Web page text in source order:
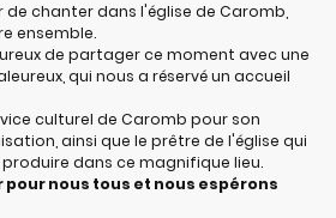
de chanter dans l'église de Caromb,
ensemble.
de partager ce moment avec une
qui nous a réservé un accueil
culturel de Caromb pour son
ainsi que le prêtre de l'église qui
dans ce magnifique lieu.
pour nous tous et nous espérons